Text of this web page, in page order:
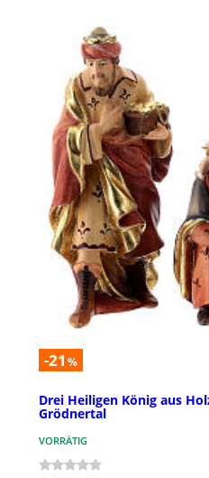
-21 %
Drei Heiligen König aus
Grödnertal
VORRÄTIG